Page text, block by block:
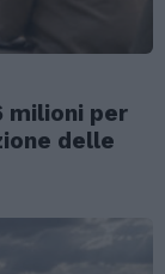
milioni per
delle